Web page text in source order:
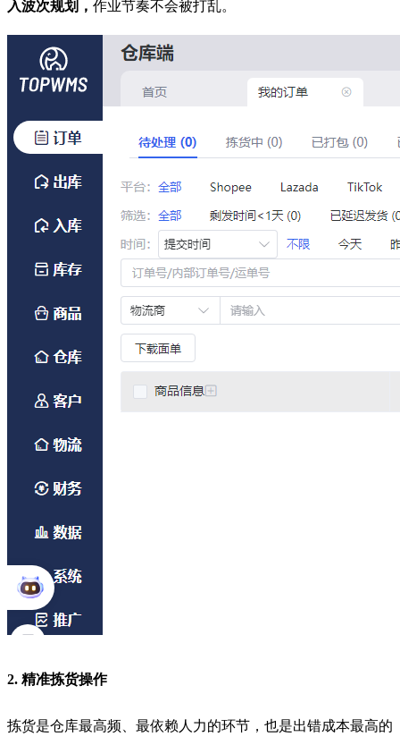
入波次规划， 作业节奏不会被打乱。
2. 精准拣货操作
拣货是仓库最高频、最依赖人力的环节，也是出错成本最高的